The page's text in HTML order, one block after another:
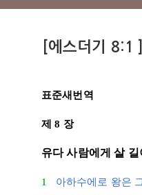
[에스더기 8:1 ]
표준새번역
제 8 장
유다 사람에게 살
1 아하수에로 왕은